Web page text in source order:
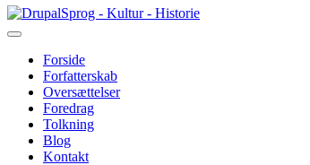
Gå
til
Sprog - Kultur - Historie
Primær
navigation
Forside
Forfatterskab
Oversættelser
Foredrag
Tolkning
Blog
Kontakt